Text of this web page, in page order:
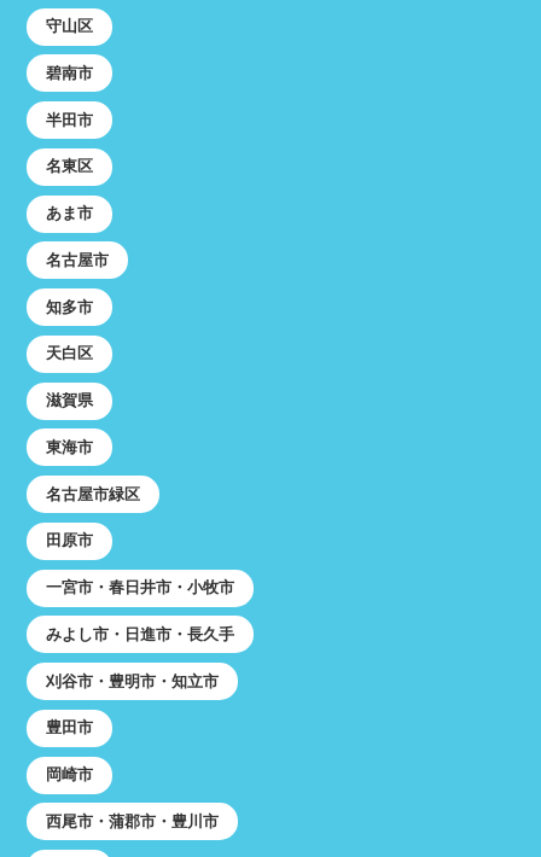
守山区
碧南市
半田市
名東区
あま市
名古屋市
知多市
天白区
滋賀県
東海市
名古屋市緑区
田原市
一宮市・春日井市・小牧市
みよし市・日進市・長久手
刈谷市・豊明市・知立市
豊田市
岡崎市
西尾市・蒲郡市・豊川市